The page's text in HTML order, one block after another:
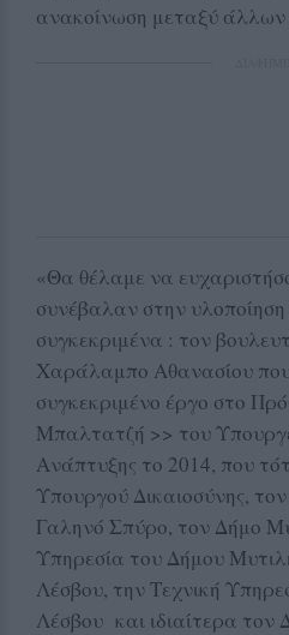
ανακοίνωση μεταξύ
«Θα θέλαμε να
συνέβαλαν στην
συγκεκριμένα : τον
Χαράλαμπο Αθανασίου
συγκεκριμένο έργο στο
Μπαλτατζή >> του
Ανάπτυξης το 2014, που
Υπουργού Δικαιοσύνης,
Γαληνό Σπύρο, τον Δήμο
Υπηρεσία του Δήμου
Λέσβου, την Τεχνική
Λέσβου και ιδιαίτερα τον